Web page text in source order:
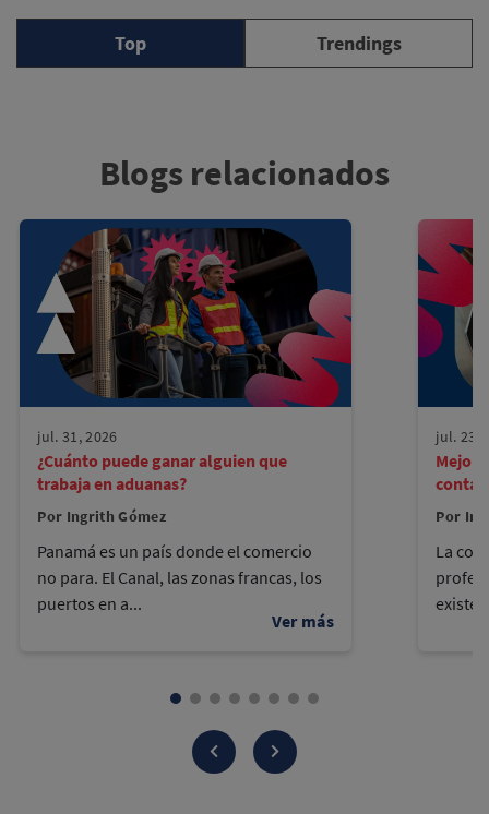
Top Trendings
Blogs relacionados
jul. 31, 2026
¿Cuánto puede ganar alguien que
trabaja en aduanas?
Por Ingrith Gómez
Panamá es un país donde el comercio
no para. El Canal, las zonas francas, los
puertos en a...
jul. 23,
Por
La